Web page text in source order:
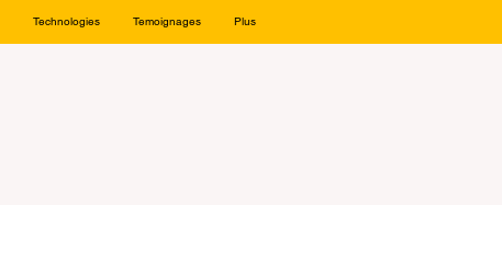
Technologies Temoignages Plus